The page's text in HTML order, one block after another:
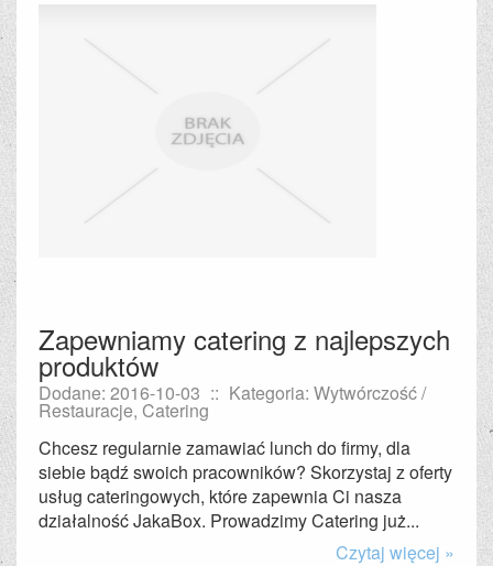
Zapewniamy catering z najlepszych
produktów
Dodane: 2016-10-03 :: Kategoria: Wytwórczość /
Restauracje, Catering
Chcesz regularnie zamawiać lunch do firmy, dla
siebie bądź swoich pracowników? Skorzystaj z oferty
usług cateringowych, które zapewnia Ci nasza
działalność JakaBox. Prowadzimy Catering już...
Czytaj więcej »